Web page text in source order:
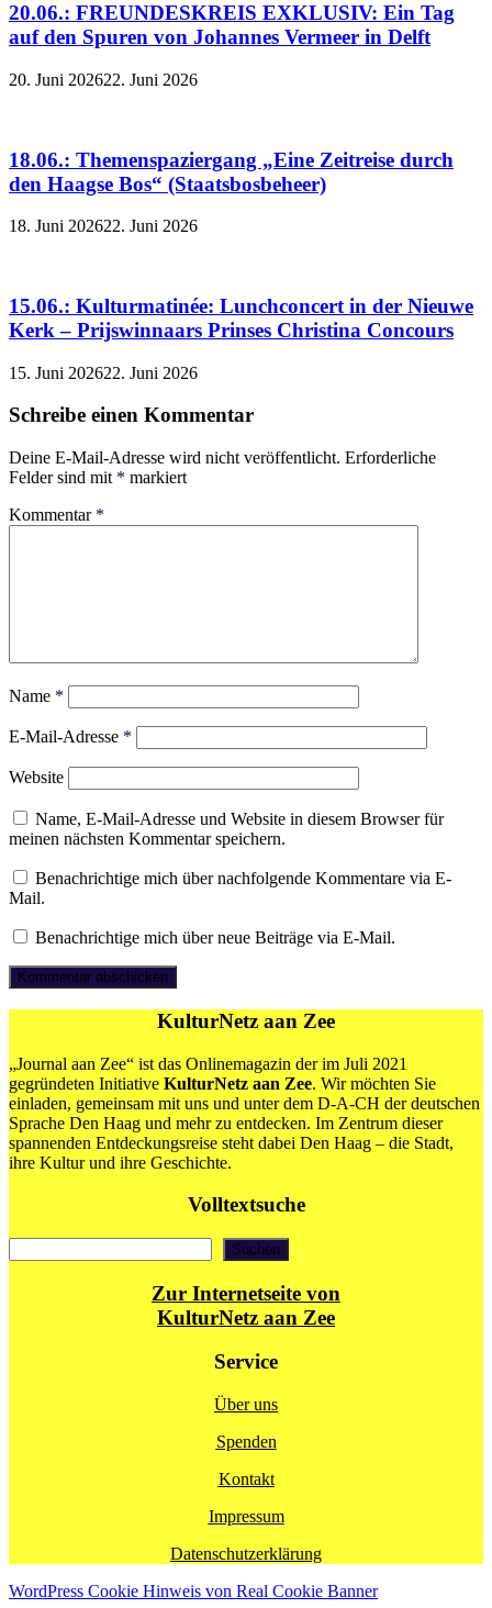
20.06.: FREUNDESKREIS EXKLUSIV: Ein Tag
auf den Spuren von Johannes Vermeer in Delft
20. Juni 202622. Juni 2026
18.06.: Themenspaziergang „Eine Zeitreise durch
den Haagse Bos“ (Staatsbosbeheer)
18. Juni 202622. Juni 2026
15.06.: Kulturmatinée: Lunchconcert in der Nieuwe
Kerk – Prijswinnaars Prinses Christina Concours
15. Juni 202622. Juni 2026
Schreibe einen Kommentar
Deine E-Mail-Adresse wird nicht veröffentlicht. Erforderliche
Felder sind mit * markiert
Kommentar *
Name *
E-Mail-Adresse *
Website
Name, E-Mail-Adresse und Website in diesem Browser für
meinen nächsten Kommentar speichern.
Benachrichtige mich über nachfolgende Kommentare via E-
Mail.
Benachrichtige mich über neue Beiträge via E-Mail.
KulturNetz aan Zee
„Journal aan Zee“ ist das Onlinemagazin der im Juli 2021
gegründeten Initiative KulturNetz aan Zee. Wir möchten Sie
einladen, gemeinsam mit uns und unter dem D-A-CH der deutschen
Sprache Den Haag und mehr zu entdecken. Im Zentrum dieser
spannenden Entdeckungsreise steht dabei Den Haag – die Stadt,
ihre Kultur und ihre Geschichte.
Volltextsuche
Suchen
Zur Internetseite von
KulturNetz aan Zee
Service
Über uns
Spenden
Kontakt
Impressum
Datenschutzerklärung
WordPress Cookie Hinweis von Real Cookie Banner